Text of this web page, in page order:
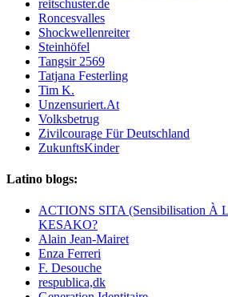
reitschuster.de
Roncesvalles
Shockwellenreiter
Steinhöfel
Tangsir 2569
Tatjana Festerling
Tim K.
Unzensuriert.At
Volksbetrug
Zivilcourage Für Deutschland
ZukunftsKinder
Latino blogs:
ACTIONS SITA (Sensibilisation À
KESAKO?
Alain Jean-Mairet
Enza Ferreri
F. Desouche
respublica,dk